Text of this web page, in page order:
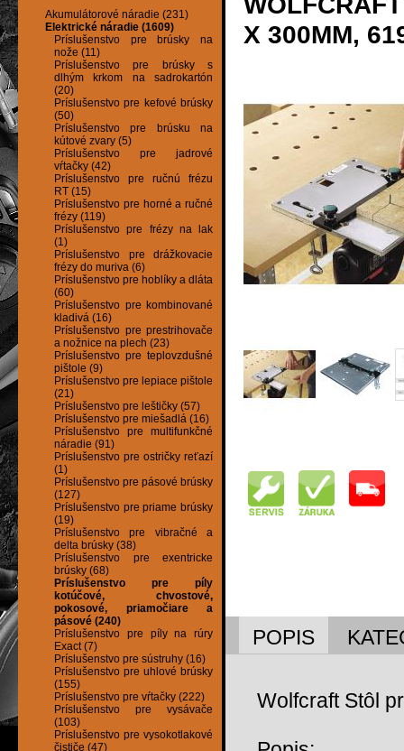
Akumulátorové náradie (231)
Elektrické náradie (1609)
Príslušenstvo pre brúsky na
nože (11)
Príslušenstvo pre brúsky s
dlhým krkom na sadrokartón
(20)
Príslušenstvo pre kefové brúsky
(50)
Príslušenstvo pre brúsku na
kútové zvary (5)
Príslušenstvo pre jadrové
vŕtačky (42)
Príslušenstvo pre ručnú frézu
RT (15)
Príslušenstvo pre horné a ručné
frézy (119)
Príslušenstvo pre frézy na lak
(1)
Príslušenstvo pre drážkovacie
frézy do muriva (6)
Príslušenstvo pre hoblíky a dláta
(60)
Príslušenstvo pre kombinované
kladivá (16)
Príslušenstvo pre prestrihovače
a nožnice na plech (23)
Príslušenstvo pre teplovzdušné
pištole (9)
Príslušenstvo pre lepiace pištole
(21)
Príslušenstvo pre leštičky (57)
Príslušenstvo pre miešadlá (16)
Príslušenstvo pre multifunkčné
náradie (91)
Príslušenstvo pre ostričky reťazí
(1)
Príslušenstvo pre pásové brúsky
(127)
Príslušenstvo pre priame brúsky
(19)
Príslušenstvo pre vibračné a
delta brúsky (38)
Príslušenstvo pre exentricke
brúsky (68)
Príslušenstvo pre píly
kotúčové, chvostové,
pokosové, priamočiare a
pásové (240)
Príslušenstvo pre píly na rúry
Exact (7)
Príslušenstvo pre sústruhy (16)
Príslušenstvo pre uhlové brúsky
(155)
Príslušenstvo pre vŕtačky (222)
Príslušenstvo pre vysávače
(103)
Príslušenstvo pre vysokotlakové
čističe (47)
X 300MM,
POPIS
Wolfcraft Stôl